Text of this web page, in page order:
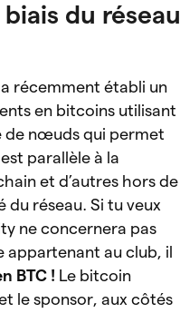
du réseau
récemment établi un
en bitcoins utilisant
de nœuds qui permet
parallèle à la
et d’autres hors de
du réseau. Si tu veux
ne concernera pas
appartenant au club, il
BTC ! Le bitcoin
le sponsor, aux côtés